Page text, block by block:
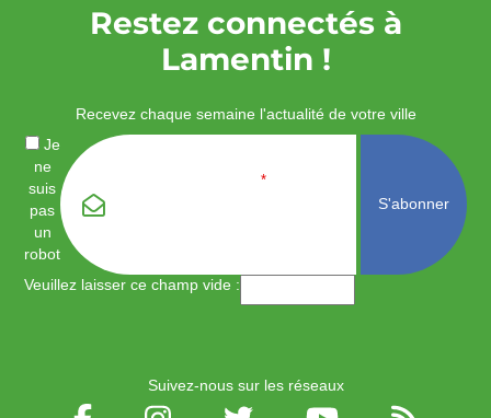
Restez connectés à
Lamentin !
Recevez chaque semaine l'actualité de votre ville
Je
ne
suis
pas
un
robot
*
Veuillez laisser ce champ vide :
Suivez-nous sur les réseaux